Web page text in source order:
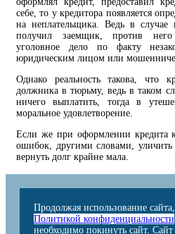
себе, то у кредитора появляется
на неплательщика. Ведь в случае
получил заемщик, против
уголовное дело по факту
юридическим лицом или
Однако реальность такова, что
должника в тюрьму, ведь в таком
ничего выплатить, тогда в
моральное удовлетворение.
Если же при оформлении кредита
ошибок, другими словами, уличить
вернуть долг крайне мала.
Продолжая использование
Политикой конфиденциальности
необходимо покинуть сайт.